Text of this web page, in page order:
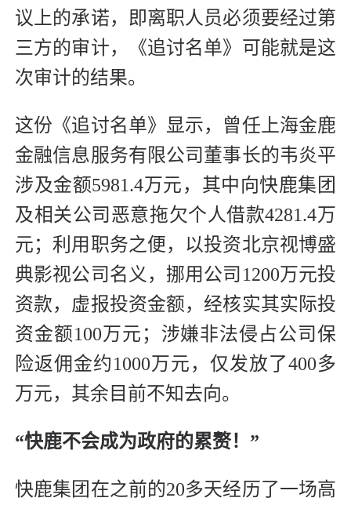
议上的承诺，即离职人员必须要经过第
三方的审计，《追讨名单》可能就是这
次审计的结果。
这份《追讨名单》显示，曾任上海金鹿
金融信息服务有限公司董事长的韦炎平
涉及金额5981.4万元，其中向快鹿集团
及相关公司恶意拖欠个人借款4281.4万
元；利用职务之便，以投资北京视博盛
典影视公司名义，挪用公司1200万元投
资款，虚报投资金额，经核实其实际投
资金额100万元；涉嫌非法侵占公司保
险返佣金约1000万元，仅发放了400多
万元，其余目前不知去向。
“快鹿不会成为政府的累赘！”
快鹿集团在之前的20多天经历了一场高